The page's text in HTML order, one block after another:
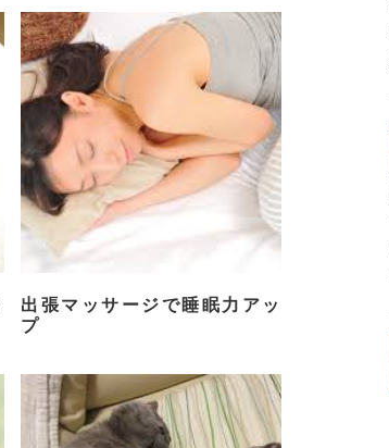
出張マッサージで睡眠力アッ
プ